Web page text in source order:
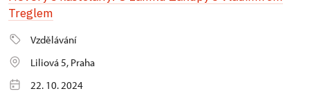
Treglem
Vzdělávání
Liliová 5, Praha
22. 10. 2024